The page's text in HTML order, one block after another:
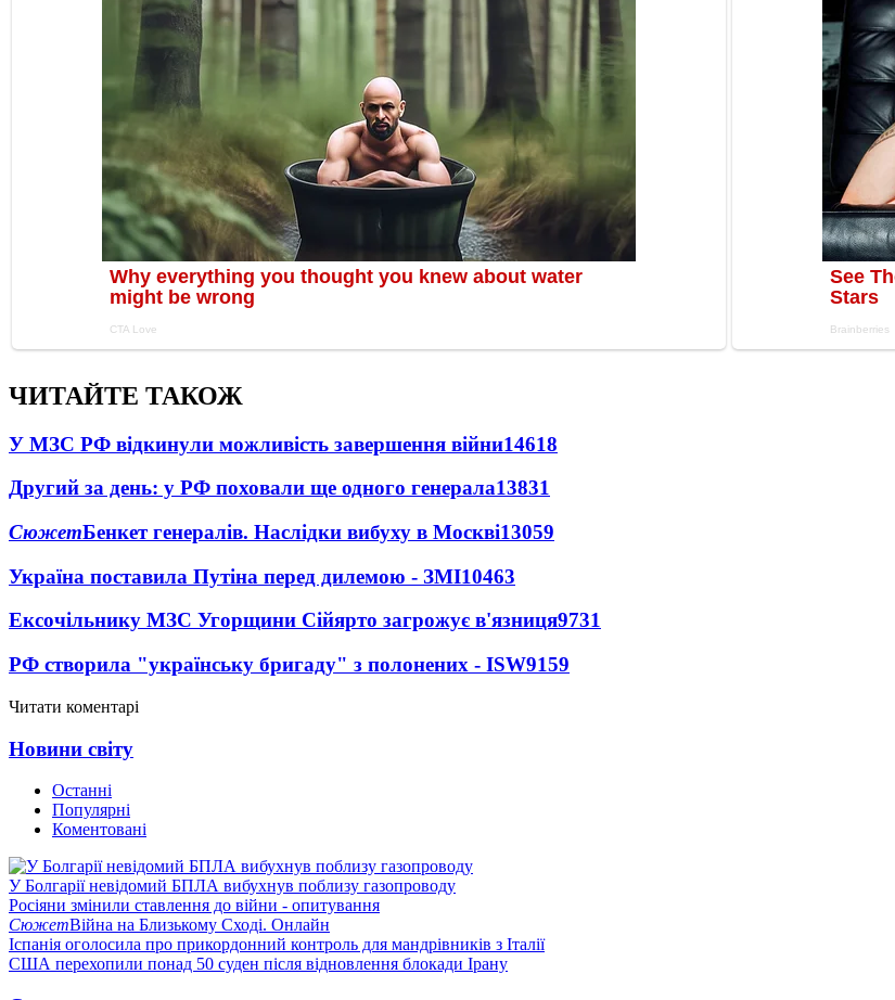
ЧИТАЙТЕ ТАКОЖ
У МЗС РФ відкинули можливість завершення війни14618
Другий за день: у РФ поховали ще одного генерала13831
СюжетБенкет генералів. Наслідки вибуху в Москві13059
Україна поставила Путіна перед дилемою - ЗМІ10463
Ексочільнику МЗС Угорщини Сійярто загрожує в'язниця9731
РФ створила "українську бригаду" з полонених - ISW9159
Читати коментарі
Новини світу
Останні
Популярні
Коментовані
У Болгарії невідомий БПЛА вибухнув поблизу газопроводу
Росіяни змінили ставлення до війни - опитування
СюжетВійна на Близькому Сході. Онлайн
Іспанія оголосила про прикордонний контроль для мандрівників з Італії
США перехопили понад 50 суден після відновлення блокади Ірану